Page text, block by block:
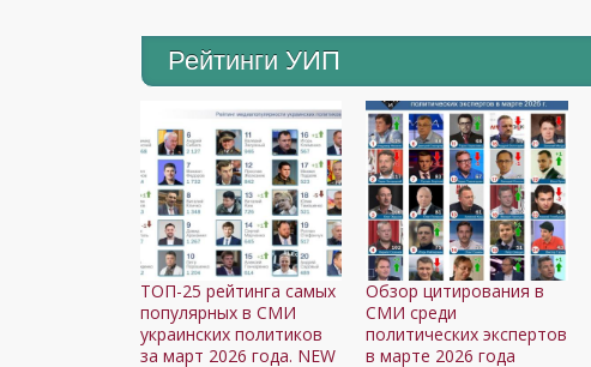
Рейтинги УИП
ТОП-25 рейтинга самых
популярных в СМИ
украинских политиков
за март 2026 года. NEW
Обзор цитирования в
СМИ среди
политических экспертов
в марте 2026 года